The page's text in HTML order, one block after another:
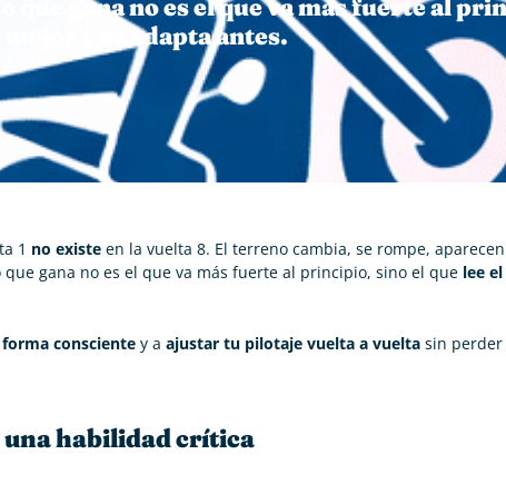
que gana no es el que va más fuerte al
y se adapta antes.
1 no existe en la vuelta 8. El terreno cambia, se rompe,
gana no es el que va más fuerte al principio, sino el que lee
consciente y a ajustar tu pilotaje vuelta a vuelta sin
una habilidad crítica